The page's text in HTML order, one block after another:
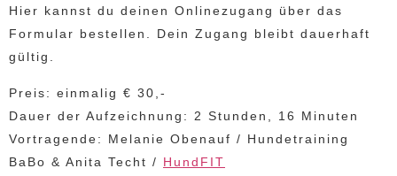
Hier kannst du deinen Onlinezugang über das
Formular bestellen. Dein Zugang bleibt dauerhaft
gültig.
Preis: einmalig € 30,-
Dauer der Aufzeichnung: 2 Stunden, 16 Minuten
Vortragende: Melanie Obenauf / Hundetraining
BaBo & Anita Techt / HundFIT